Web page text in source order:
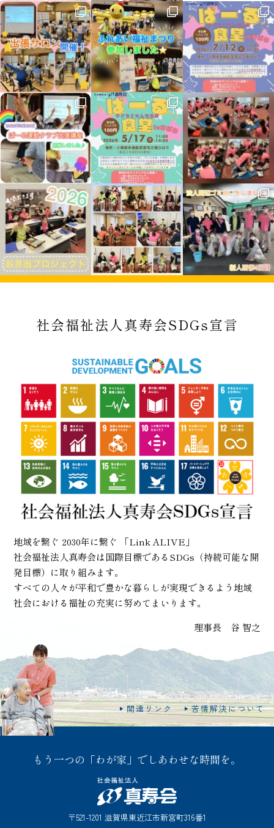
社会福祉法人真寿会SDGs宣言
地域を繋ぐ 2030年に繋ぐ 「Link ALIVE」
社会福祉法人真寿会は国際目標であるSDGs（持続可能な開
発目標）に取り組みます。
すべての人々が平和で豊かな暮らしが実現できるよう地域
社会における福祉の充実に努めてまいります。
理事長 谷 智之
関連リンク 苦情解決について
もう一つの「わが家」でしあわせな時間を。
〒521-1201 滋賀県東近江市新宮町316番1